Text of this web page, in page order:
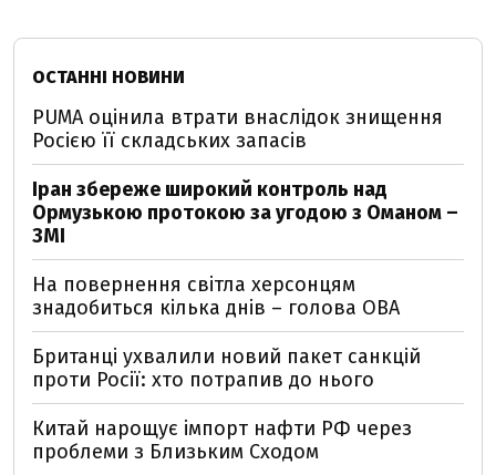
ОСТАННІ НОВИНИ
PUMA оцінила втрати внаслідок знищення
Росією її складських запасів
Іран збереже широкий контроль над
Ормузькою протокою за угодою з Оманом –
ЗМІ
На повернення світла херсонцям
знадобиться кілька днів – голова ОВА
Британці ухвалили новий пакет санкцій
проти Росії: хто потрапив до нього
Китай нарощує імпорт нафти РФ через
проблеми з Близьким Сходом